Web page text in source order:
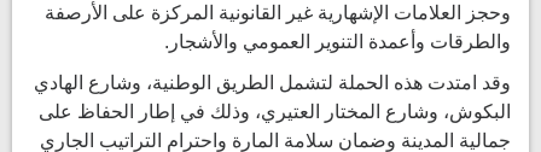
وحجز العلامات الإشهارية غير القانونية المركزة على الأرصفة
والطرقات وأعمدة التنوير العمومي والأشجار.
وقد امتدت هذه الحملة لتشمل الطريق الوطنية، وشارع الهادي
البكوش، وشارع المختار العتيري، وذلك في إطار الحفاظ على
جمالية المدينة وضمان سلامة المارة واحترام التراتيب الجاري